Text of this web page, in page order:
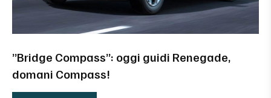
”Bridge Compass”: oggi guidi Renegade,
domani Compass!